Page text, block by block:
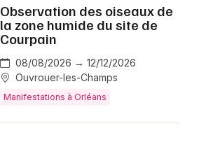
Observation des oiseaux de
la zone humide du site de
Courpain
08/08/2026 → 12/12/2026
Ouvrouer-les-Champs
Manifestations à Orléans